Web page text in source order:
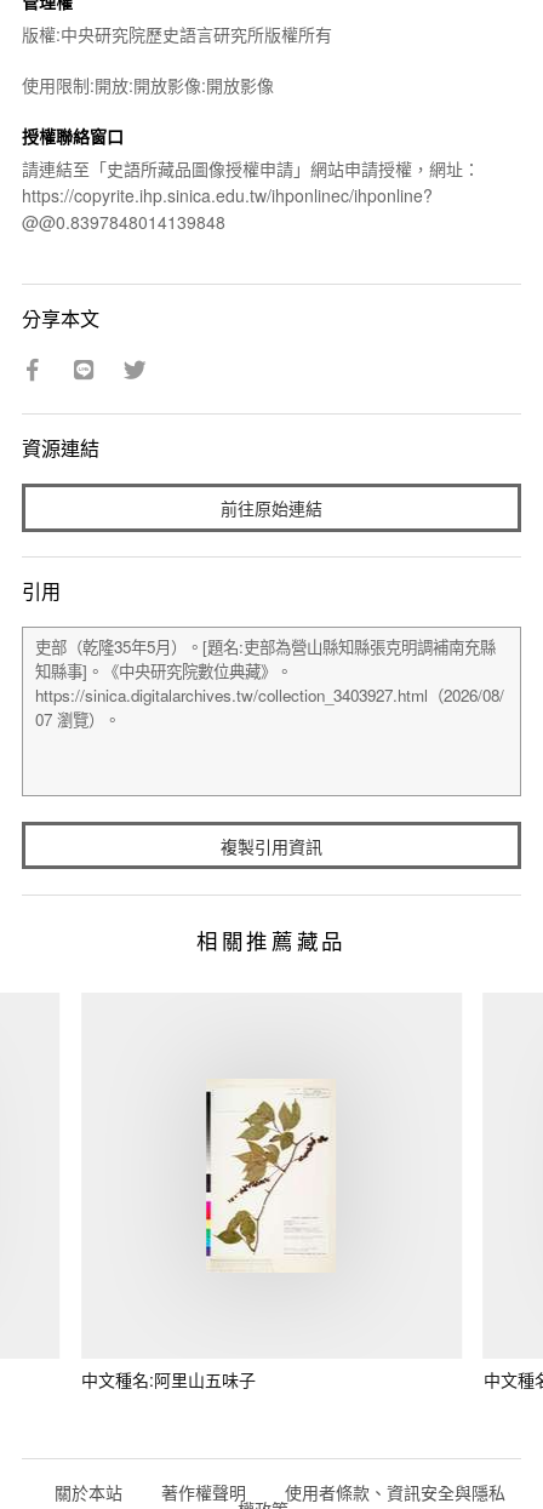
版權:中央研究院歷史語言研究所版權所有
使用限制:開放:開放影像:開放影像
授權聯絡窗口
請連結至「史語所藏品圖像授權申請」網站申請授權，網址：
https://copyrite.ihp.sinica.edu.tw/ihponlinec/ihponline?
@@0.8397848014139848
分享本文
資源連結
前往原始連結
引用
複製引用資訊
相關推薦藏品
中文種名:阿里山五味子 中文種
關於本站 著作權聲明 使用者條款、資訊安全與隱私